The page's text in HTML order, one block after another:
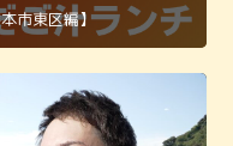
市東区編】